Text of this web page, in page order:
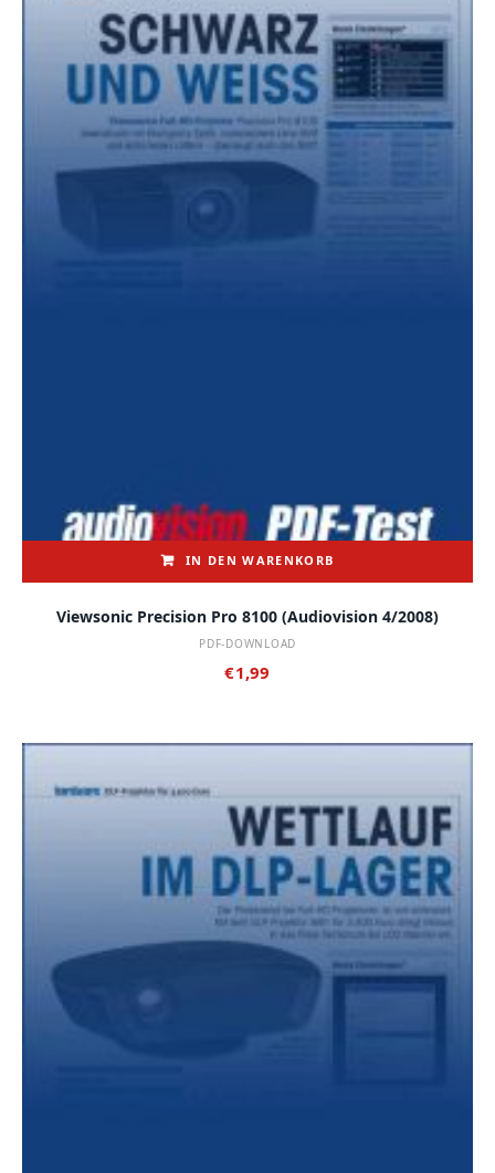
IN DEN WARENKORB
Viewsonic Precision Pro 8100 (audiovision 4/2008)
PDF-DOWNLOAD
€1,99